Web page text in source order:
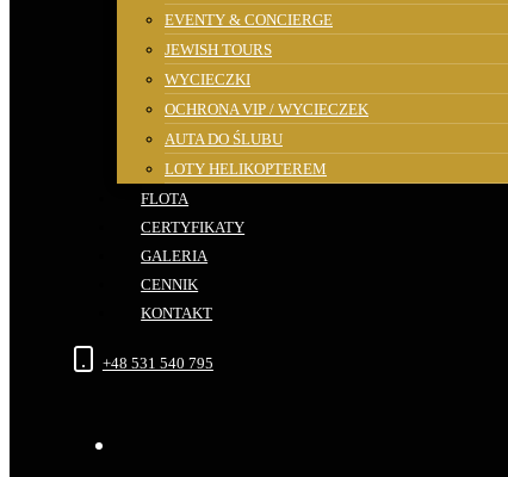
EVENTY & CONCIERGE
JEWISH TOURS
WYCIECZKI
OCHRONA VIP / WYCIECZEK
AUTA DO ŚLUBU
LOTY HELIKOPTEREM
FLOTA
CERTYFIKATY
GALERIA
CENNIK
KONTAKT
+48 531 540 795